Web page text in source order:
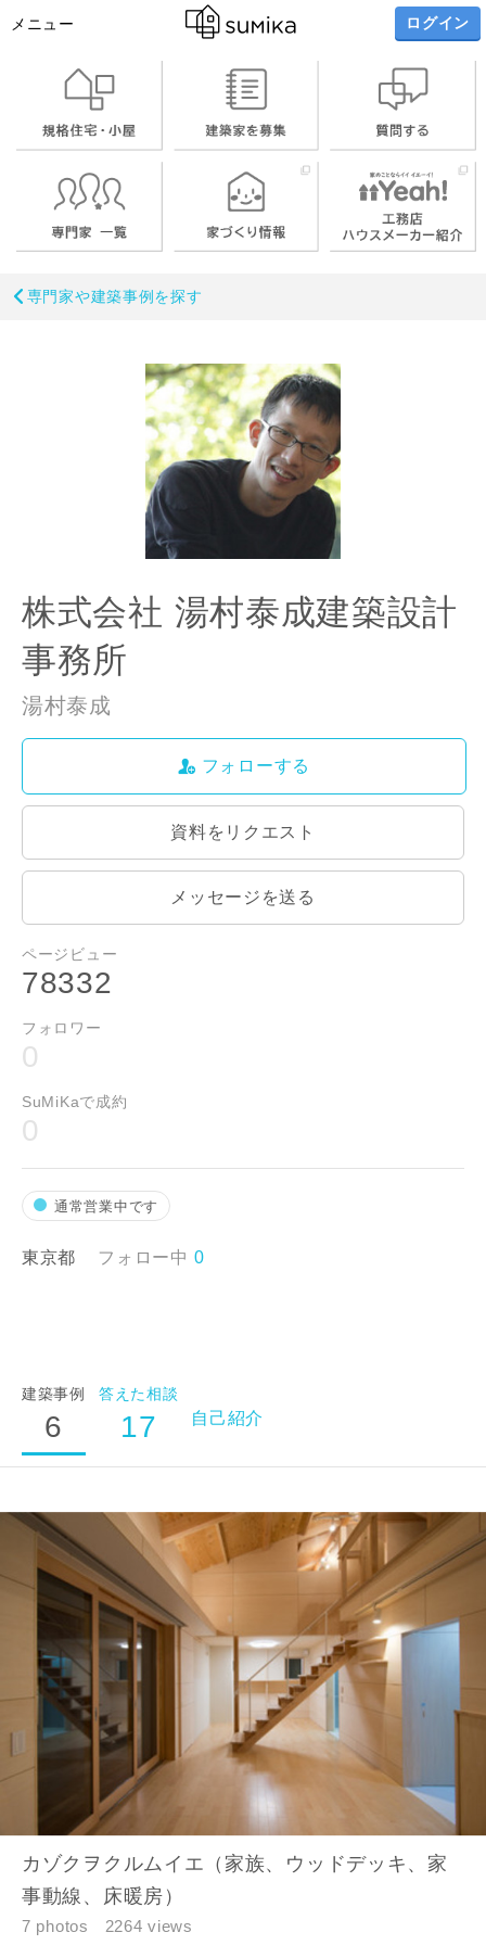
メニュー ログイン
専門家や建築事例を探す
株式会社 湯村泰成建築設計
事務所
湯村泰成
フォローする
資料をリクエスト
メッセージを送る
ページビュー
78332
フォロワー
0
SuMiKaで成約
0
通常営業中です
東京都 フォロー中 0
建築事例
6
答えた相談
17 自己紹介
カゾクヲクルムイエ（家族、ウッドデッキ、家
事動線、床暖房）
7 photos 2264 views
ご住所
郵便番号
都道府県
市区町村
町名